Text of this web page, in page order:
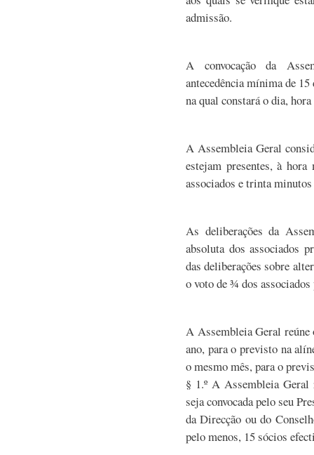
admissão.
A convocação da
antecedência mínima de
na qual constará o dia,
A Assembleia Geral
estejam presentes, à
associados e trinta
As deliberações da
absoluta dos associados
das deliberações sobre
o voto de ¾ dos associados
A Assembleia Geral reúne
ano, para o previsto na
o mesmo mês, para o
§ 1.º A Assembleia Geral
seja convocada pelo seu
da Direcção ou do
pelo menos, 15 sócios